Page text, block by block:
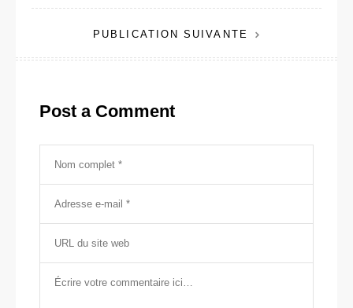
de
l’articlePUBLICATION SUIVANTE
Post a Comment